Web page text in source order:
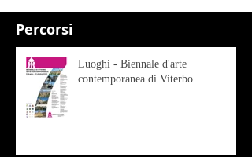
Percorsi
Luoghi - Biennale d'arte
contemporanea di Viterbo